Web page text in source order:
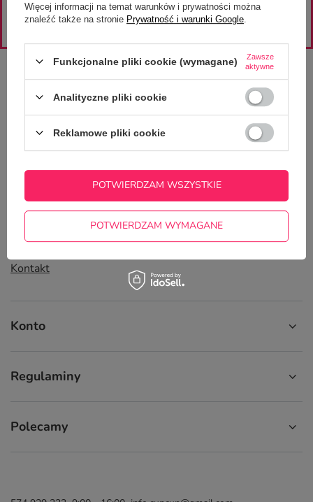
ZAPISZ SIĘ
Śledzenie przesyłki
Chcę zareklamować produkt
Chcę zwrócić produkt
Chcę wymienić produkt
Kontakt
Konto
Regulaminy
Polecamy
Więcej informacji na temat warunków i prywatności można
znaleźć także na stronie Prywatność i warunki Google
Funkcjonalne pliki cookie (wymagane)
Zawsze
aktywne
Analityczne pliki cookie
Reklamowe pliki cookie
POTWIERDZAM WYMAGANE
POTWIERDZAM WSZYSTKIE